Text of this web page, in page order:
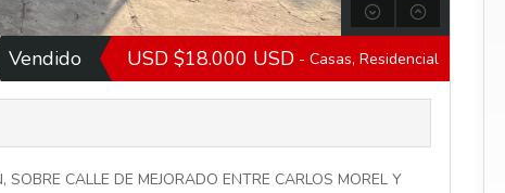
Vendido USD $18.000 USD - Casas, Residencial
CALLE DE MEJORADO ENTRE CARLOS MOREL Y